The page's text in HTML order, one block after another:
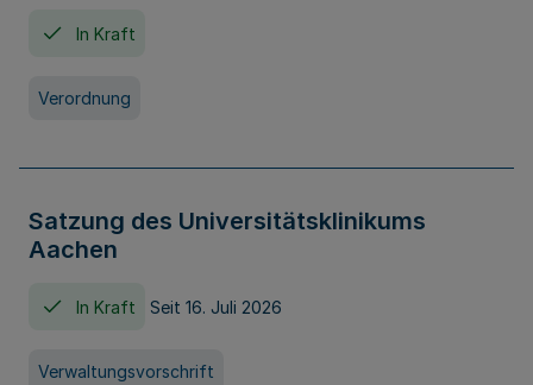
In Kraft
Verordnung
Satzung des Universitätsklinikums
Aachen
In Kraft Seit 16. Juli 2026
Verwaltungsvorschrift